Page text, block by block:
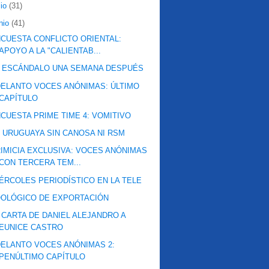
(31)
(41)
CONFLICTO ORIENTAL:
A LA "CALIENTAB...
ESCÁNDALO UNA SEMANA DESPUÉS
VOCES ANÓNIMAS: ÚLTIMO
PRIME TIME 4: VOMITIVO
URUGUAYA SIN CANOSA NI RSM
EXCLUSIVA: VOCES ANÓNIMAS
TERCERA TEM...
PERIODÍSTICO EN LA TELE
DE EXPORTACIÓN
CARTA DE DANIEL ALEJANDRO A
CASTRO
VOCES ANÓNIMAS 2:
CAPÍTULO